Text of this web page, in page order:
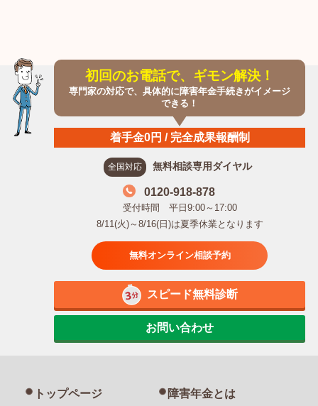
初回のお電話で、ギモン解決！
専門家の対応で、具体的に障害年金手続きがイメージ
できる！
着手金0円 / 完全成果報酬制
全国対応 無料相談専用ダイヤル
0120-918-878
受付時間 平日9:00～17:00
8/11(火)～8/16(日)は夏季休業となります
無料オンライン相談予約
スピード無料診断
お問い合わせ
トップページ
障害年金とは